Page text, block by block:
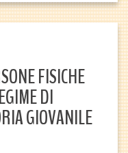
FISICHE
DI
GIOVANILE